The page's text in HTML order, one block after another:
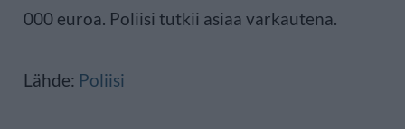
000 euroa. Poliisi tutkii asiaa varkautena.
Lähde: Poliisi